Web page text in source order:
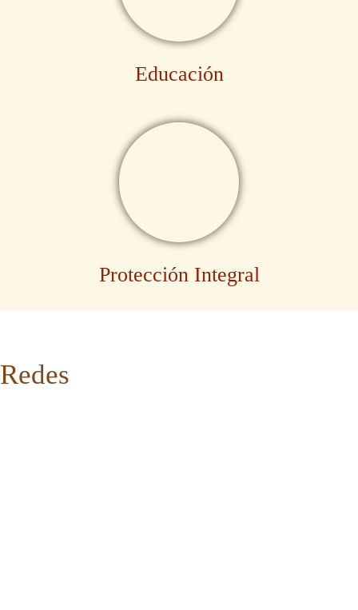
Educación
Protección Integral
Redes